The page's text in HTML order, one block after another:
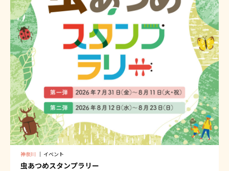
神奈川 ｜ イベント
虫あつめスタンプラリー